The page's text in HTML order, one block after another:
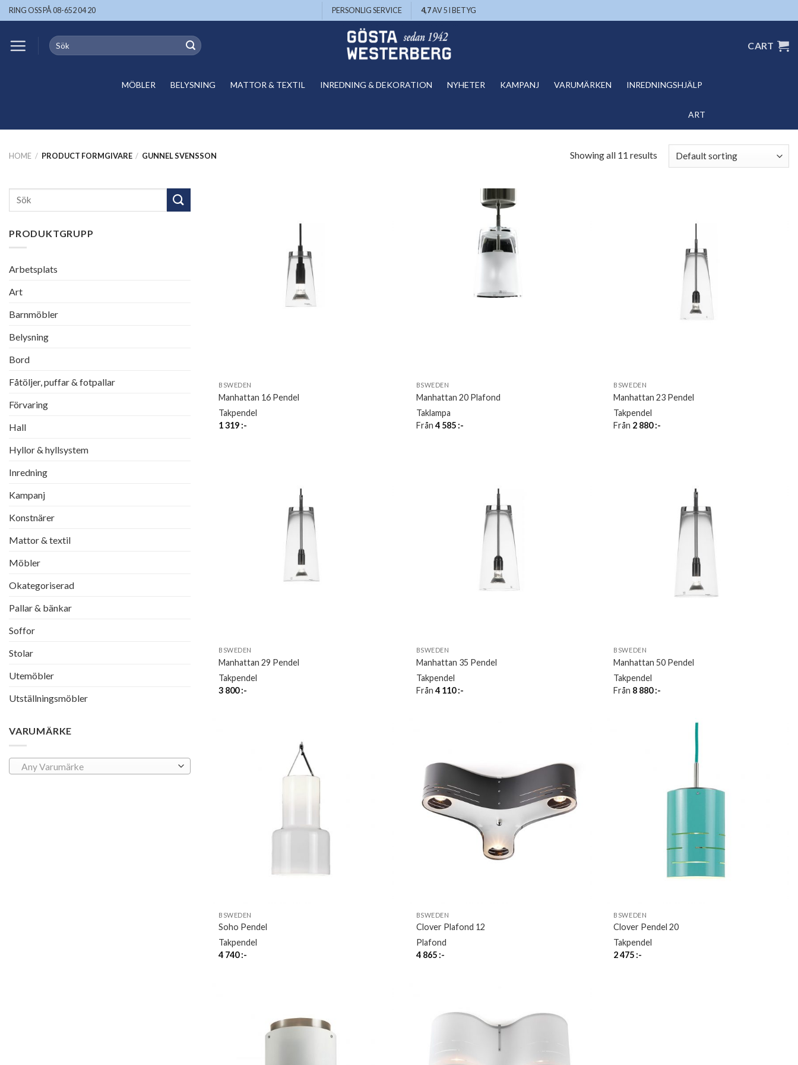
Skip
to
RING OSS PÅ 08-652 04 20 PERSONLIG SERVICE 4,7AV 5 I BETYG
Search
for:
CART
MÖBLER BELYSNING MATTOR & TEXTIL INREDNING & DEKORATION NYHETER KAMPANJ VARUMÄRKEN INREDNINGSHJÄLP
ART
HOME / PRODUCT FORMGIVARE / GUNNEL SVENSSON Showing all 11 results
Search
PRODUKTGRUPP
Arbetsplats
Art
Barnmöbler
Belysning
Bord
Fåtöljer, puffar & fotpallar
Förvaring
Hall
Hyllor & hyllsystem
Inredning
Kampanj
Konstnärer
Mattor & textil
Möbler
Okategoriserad
Pallar & bänkar
Soffor
Stolar
Utemöbler
Utställningsmöbler
VARUMÄRKE
Any Varumärke
BSWEDEN
Manhattan 16 Pendel
Takpendel
1 319 :-
BSWEDEN
Manhattan 20 Plafond
Taklampa
Från 4 585 :-
BSWEDEN
Manhattan 23 Pendel
Takpendel
Från 2 880:-
BSWEDEN
Manhattan 29 Pendel
Takpendel
3 800:-
BSWEDEN
Manhattan 35 Pendel
Takpendel
Från 4 110:-
BSWEDEN
Manhattan 50 Pendel
Takpendel
Från 8 880:-
BSWEDEN
Soho Pendel
Takpendel
4 740:-
BSWEDEN
Clover Plafond 12
Plafond
4 865 :-
BSWEDEN
Clover Pendel 20
Takpendel
2 475 :-